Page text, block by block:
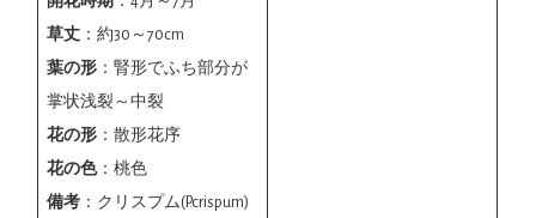
草丈 ：約30～70cm
葉の形 ：腎形でふち部分が
掌状浅裂～中裂
花の形 ：散形花序
花の色：桃色
備考 ：クリスプム(P.crispum)